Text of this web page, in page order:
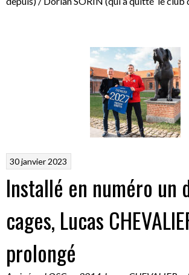
30 janvier 2023
Installé en numéro un
cages, Lucas
prolongé